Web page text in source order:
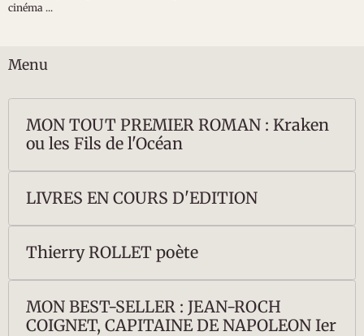
cinéma ...
Menu
MON TOUT PREMIER ROMAN : Kraken
ou les Fils de l'Océan
LIVRES EN COURS D'EDITION
Thierry ROLLET poète
MON BEST-SELLER : JEAN-ROCH
COIGNET, CAPITAINE DE NAPOLEON Ier